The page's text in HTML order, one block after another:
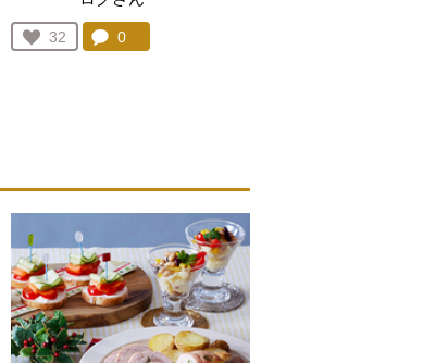
お気に入り登録：
32
人が登録
コメント：
0件。コメントを見る。